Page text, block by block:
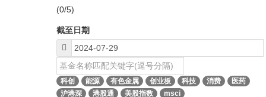
(0/5)
截至日期
科创 能源 有色金属 创业板 科技 消费
医药
沪港深
港股通 美股指数 msci